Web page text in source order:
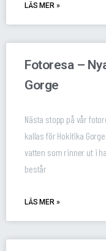
LÄS MER »
Fotoresa –
Gorge
Nästa stopp på vår
kallas för Hokitika
vatten som rinner ut i
består
LÄS MER »